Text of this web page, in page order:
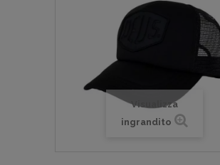
Visualizza
ingrandito